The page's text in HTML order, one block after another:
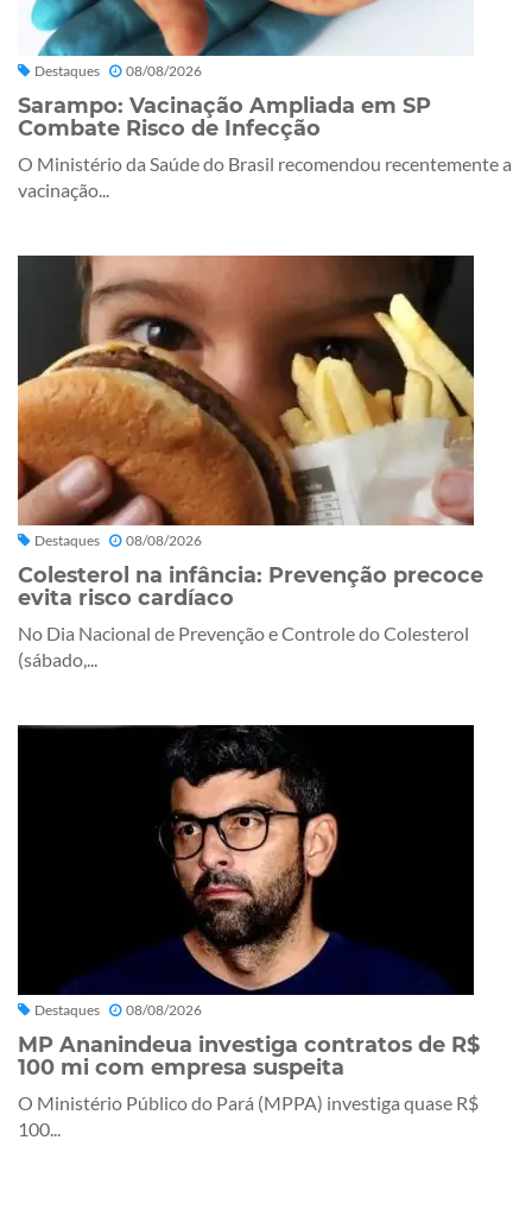
Destaques 08/08/2026
Sarampo: Vacinação Ampliada em SP
Combate Risco de Infecção
O Ministério da Saúde do Brasil recomendou recentemente a
vacinação...
Destaques 08/08/2026
Colesterol na infância: Prevenção precoce
evita risco cardíaco
No Dia Nacional de Prevenção e Controle do Colesterol
(sábado,...
Destaques 08/08/2026
MP Ananindeua investiga contratos de R$
100 mi com empresa suspeita
O Ministério Público do Pará (MPPA) investiga quase R$
100...